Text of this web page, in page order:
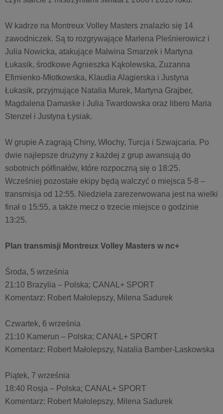
W kadrze na Montreux Volley Masters znalazło się 14
zawodniczek. Są to rozgrywające Marlena Pleśnierowicz i
Julia Nowicka, atakujące Malwina Smarzek i Martyna
Łukasik, środkowe Agnieszka Kąkolewska, Zuzanna
Efimienko-Młotkowska, Klaudia Alagierska i Justyna
Łukasik, przyjmujące Natalia Murek, Martyna Grajber,
Magdalena Damaske i Julia Twardowska oraz libero Maria
Stenzel i Justyna Łysiak.
W grupie A zagrają Chiny, Włochy, Turcja i Szwajcaria. Po
dwie najlepsze drużyny z każdej z grup awansują do
sobotnich półfinałów, które rozpoczną się o 18:25.
Wcześniej pozostałe ekipy będą walczyć o miejsca 5-8 –
transmisja od 12:55. Niedziela zarezerwowana jest na wielki
finał o 15:55, a także mecz o trzecie miejsce o godzinie
13:25.
Plan transmisji Montreux Volley Masters w nc+
Środa, 5 września
21:10 Brazylia – Polska; CANAL+ SPORT
Komentarz: Robert Małolepszy, Milena Sadurek
Czwartek, 6 września
21:10 Kamerun – Polska; CANAL+ SPORT
Komentarz: Robert Małolepszy, Natalia Bamber-Laskowska
Piątek, 7 września
18:40 Rosja – Polska; CANAL+ SPORT
Komentarz: Robert Małolepszy, Milena Sadurek